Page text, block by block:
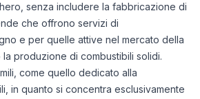
senza includere la fabbricazione di
che offrono servizi di
e per quelle attive nel mercato della
produzione di combustibili solidi.
come quello dedicato alla
in quanto si concentra esclusivamente